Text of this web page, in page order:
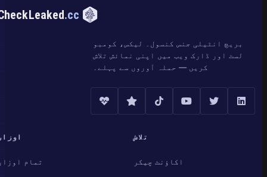
CheckLeaked.cc
بریچ انٹیلی جنس کنسول۔ لیکس، کومبو
لسٹ اور ڈارک ویب میں اپنی نمائش تلاش
کریں — حملہ آوروں سے پہلے۔
تلاش
اکاؤنٹ چیکر
اوزار
تمام اوزار